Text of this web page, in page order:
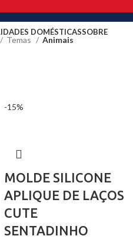
DOMÉSTICASSOBRE
Temas Animais
-15%
MOLDE SILICONE
APLIQUE DE LAÇOS
CUTE
SENTADINHO